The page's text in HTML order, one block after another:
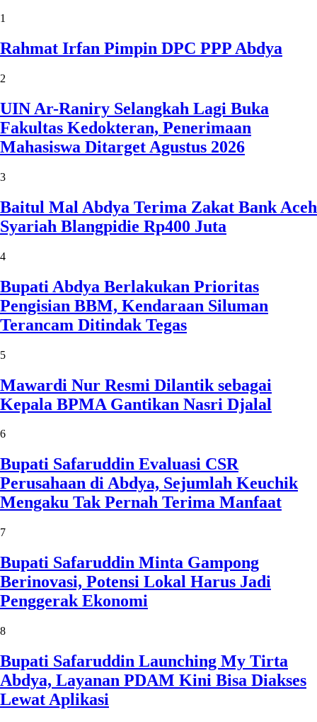
1
Rahmat Irfan Pimpin DPC PPP Abdya
2
UIN Ar-Raniry Selangkah Lagi Buka
Fakultas Kedokteran, Penerimaan
Mahasiswa Ditarget Agustus 2026
3
Baitul Mal Abdya Terima Zakat Bank Aceh
Syariah Blangpidie Rp400 Juta
4
Bupati Abdya Berlakukan Prioritas
Pengisian BBM, Kendaraan Siluman
Terancam Ditindak Tegas
5
Mawardi Nur Resmi Dilantik sebagai
Kepala BPMA Gantikan Nasri Djalal
6
Bupati Safaruddin Evaluasi CSR
Perusahaan di Abdya, Sejumlah Keuchik
Mengaku Tak Pernah Terima Manfaat
7
Bupati Safaruddin Minta Gampong
Berinovasi, Potensi Lokal Harus Jadi
Penggerak Ekonomi
8
Bupati Safaruddin Launching My Tirta
Abdya, Layanan PDAM Kini Bisa Diakses
Lewat Aplikasi